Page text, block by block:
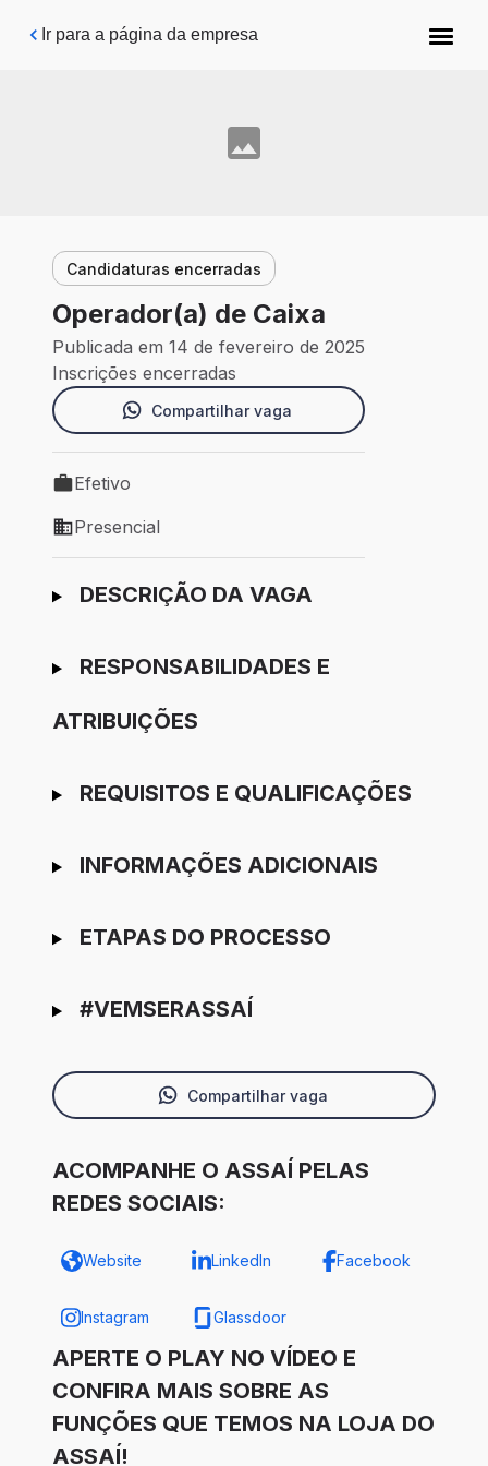
Pular para o conteúdo principal
Ir para a página da empresa
Candidaturas encerradas
Operador(a) de Caixa
Publicada em 14 de fevereiro de 2025
Inscrições encerradas
Compartilhar vaga
Tipo de vaga: Efetivo
Efetivo
Modelo de trabalho: Presencial
Presencial
Ir para candidatura
DESCRIÇÃO DA VAGA
RESPONSABILIDADES E
ATRIBUIÇÕES
REQUISITOS E QUALIFICAÇÕES
INFORMAÇÕES ADICIONAIS
ETAPAS DO PROCESSO
#VEMSERASSAÍ
Compartilhar vaga
ACOMPANHE O ASSAÍ PELAS
REDES SOCIAIS:
Website LinkedIn Facebook
Instagram Glassdoor
APERTE O PLAY NO VÍDEO E
CONFIRA MAIS SOBRE AS
FUNÇÕES QUE TEMOS NA LOJA DO
ASSAÍ!